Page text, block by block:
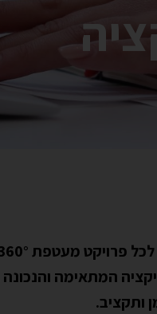
אחריות מלאה על כל התהליך.
המתאימה והנכונה
ותקציב.